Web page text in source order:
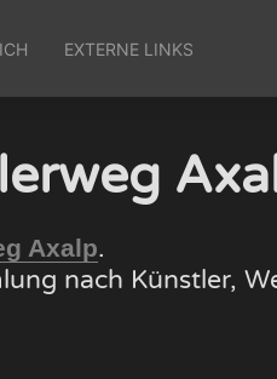
EXTERNE LINKS
Axalp.
nach Künstler,